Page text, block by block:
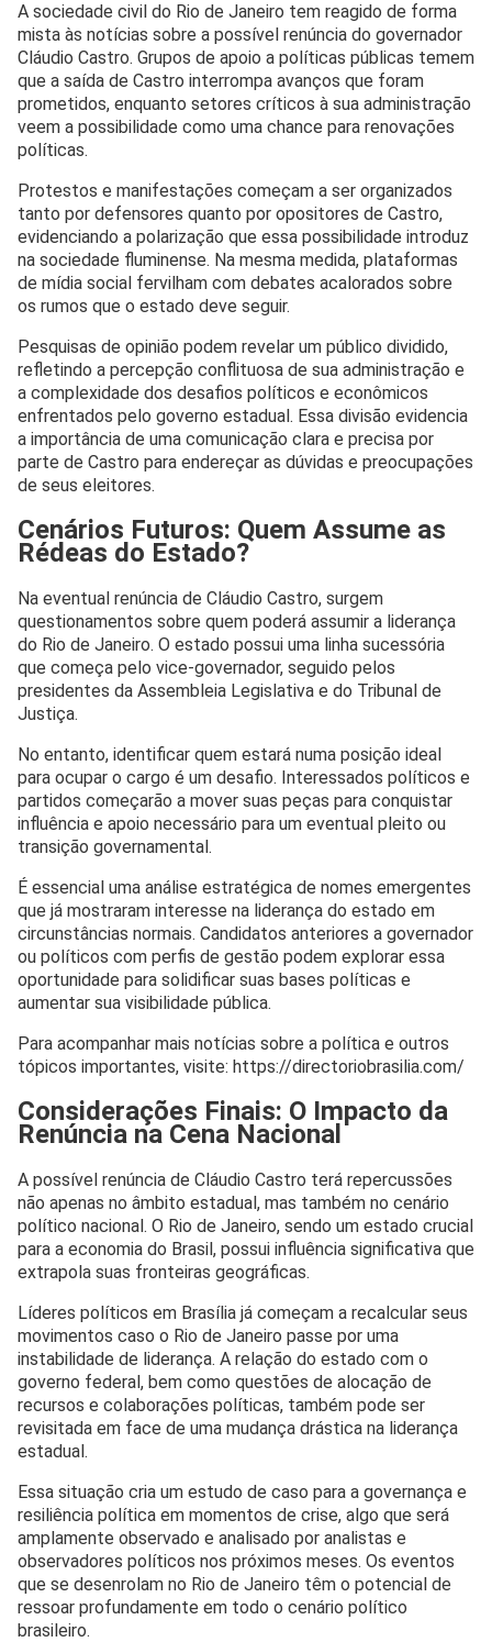
A sociedade civil do Rio de Janeiro tem reagido de forma
mista às notícias sobre a possível renúncia do governador
Cláudio Castro. Grupos de apoio a políticas públicas temem
que a saída de Castro interrompa avanços que foram
prometidos, enquanto setores críticos à sua administração
veem a possibilidade como uma chance para renovações
políticas.
Protestos e manifestações começam a ser organizados
tanto por defensores quanto por opositores de Castro,
evidenciando a polarização que essa possibilidade introduz
na sociedade fluminense. Na mesma medida, plataformas
de mídia social fervilham com debates acalorados sobre
os rumos que o estado deve seguir.
Pesquisas de opinião podem revelar um público dividido,
refletindo a percepção conflituosa de sua administração e
a complexidade dos desafios políticos e econômicos
enfrentados pelo governo estadual. Essa divisão evidencia
a importância de uma comunicação clara e precisa por
parte de Castro para endereçar as dúvidas e preocupações
de seus eleitores.
Cenários Futuros: Quem Assume as
Rédeas do Estado?
Na eventual renúncia de Cláudio Castro, surgem
questionamentos sobre quem poderá assumir a liderança
do Rio de Janeiro. O estado possui uma linha sucessória
que começa pelo vice-governador, seguido pelos
presidentes da Assembleia Legislativa e do Tribunal de
Justiça.
No entanto, identificar quem estará numa posição ideal
para ocupar o cargo é um desafio. Interessados políticos e
partidos começarão a mover suas peças para conquistar
influência e apoio necessário para um eventual pleito ou
transição governamental.
É essencial uma análise estratégica de nomes emergentes
que já mostraram interesse na liderança do estado em
circunstâncias normais. Candidatos anteriores a governador
ou políticos com perfis de gestão podem explorar essa
oportunidade para solidificar suas bases políticas e
aumentar sua visibilidade pública.
Para acompanhar mais notícias sobre a política e outros
tópicos importantes, visite: https://directoriobrasilia.com/
Considerações Finais: O Impacto da
Renúncia na Cena Nacional
A possível renúncia de Cláudio Castro terá repercussões
não apenas no âmbito estadual, mas também no cenário
político nacional. O Rio de Janeiro, sendo um estado crucial
para a economia do Brasil, possui influência significativa que
extrapola suas fronteiras geográficas.
Líderes políticos em Brasília já começam a recalcular seus
movimentos caso o Rio de Janeiro passe por uma
instabilidade de liderança. A relação do estado com o
governo federal, bem como questões de alocação de
recursos e colaborações políticas, também pode ser
revisitada em face de uma mudança drástica na liderança
estadual.
Essa situação cria um estudo de caso para a governança e
resiliência política em momentos de crise, algo que será
amplamente observado e analisado por analistas e
observadores políticos nos próximos meses. Os eventos
que se desenrolam no Rio de Janeiro têm o potencial de
ressoar profundamente em todo o cenário político
brasileiro.